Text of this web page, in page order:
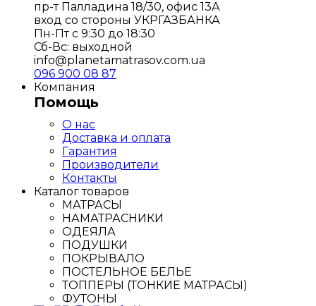
пр-т Палладина 18/30, офис 13А
вход со стороны УКРГАЗБАНКА
Пн-Пт с 9:30 до 18:30
Сб-Вс: выходной
info@planetamatrasov.com.ua
096 900 08 87
Компания
Помощь
О нас
Доставка и оплата
Гарантия
Производители
Контакты
Каталог товаров
МАТРАСЫ
НАМАТРАСНИКИ
ОДЕЯЛА
ПОДУШКИ
ПОКРЫВАЛО
ПОСТЕЛЬНОЕ БЕЛЬЕ
ТОППЕРЫ (ТОНКИЕ МАТРАСЫ)
ФУТОНЫ